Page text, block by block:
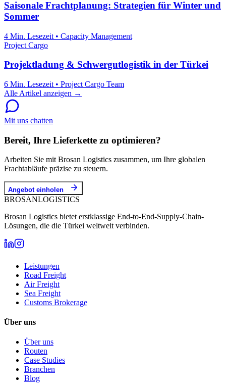
Saisonale Frachtplanung: Strategien für Winter und
Sommer
4 Min. Lesezeit • Capacity Management
Project Cargo
Projektladung & Schwergutlogistik in der Türkei
6 Min. Lesezeit • Project Cargo Team
Alle Artikel anzeigen →
Mit uns chatten
Bereit, Ihre Lieferkette zu optimieren?
Arbeiten Sie mit Brosan Logistics zusammen, um Ihre globalen
Frachtabläufe präzise zu steuern.
Angebot einholen
BROSANLOGISTICS
Brosan Logistics bietet erstklassige End-to-End-Supply-Chain-
Lösungen, die die Türkei weltweit verbinden.
Leistungen
Road Freight
Air Freight
Sea Freight
Customs Brokerage
Über uns
Über uns
Routen
Case Studies
Branchen
Blog